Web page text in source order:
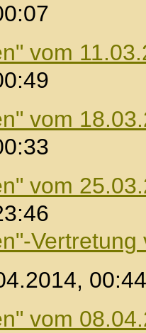
vom
vom
vom
00:44
vom